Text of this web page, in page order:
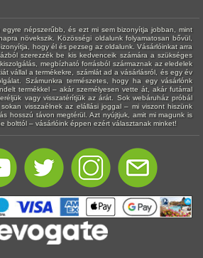
népszerűbb, és ezt mi sem bizonyítja jobban, mint
növekszik. Közösségi oldalunk folyamatosan bővül,
hogy él és pezseg az oldalunk. Vásárlóinkat arra
szerezzék be kis kedvenceik számára a szükséges
megbízható forrásból származnak az eledelek
vállal a termékekre, számlát ad a vásárlásról, és egy év
Számunkra természetes, hogy ha egy vásárlónk
termékkel – akár személyesen vette át, akár futárral
vagy visszatérítjük az árát. Sok webáruház próbál
visszaélnek az elállási joggal – mi viszont hiszünk
hosszú távon megtérül. Azt nyújtjuk, amit mi magunk is
bolttól – vásárlóink éppen ezért választanak minket!